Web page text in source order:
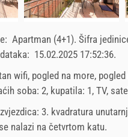
192.86 EUR
7
Svaki dan
jedinici za određeni broj
1
12 13 14
15
19 20 21
22
26 27 28
29
13
20
27
Apartman (4+1). Šifra
15.02.2025 17:52:36.
wifi, pogled na more,
soba: 2, kupatila: 1, TV,
3. kvadratura
nalazi na četvrtom katu.